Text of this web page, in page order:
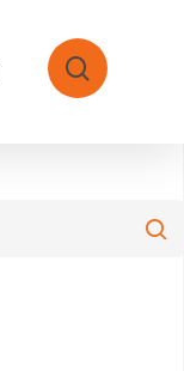
search